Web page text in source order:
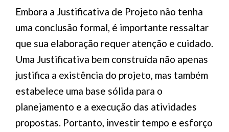
Embora a Justificativa de Projeto não tenha
uma conclusão formal, é importante ressaltar
que sua elaboração requer atenção e cuidado.
Uma Justificativa bem construída não apenas
justifica a existência do projeto, mas também
estabelece uma base sólida para o
planejamento e a execução das atividades
propostas. Portanto, investir tempo e esforço